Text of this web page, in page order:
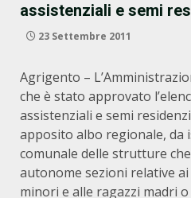
assistenziali e semi
23 Settembre 2011
Agrigento –
che è stato approvato
assistenziali e semi
apposito albo regionale, da
comunale delle strutture
autonome sezioni relative
minori e alle ragazzi madri